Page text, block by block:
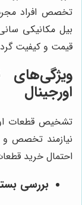
تخصص افراد
بیل مکانیکی
قیمت و کیفیت
اورجینال
تشخیص قطعات
نیازمند تخصص و
احتمال خرید
بررسی